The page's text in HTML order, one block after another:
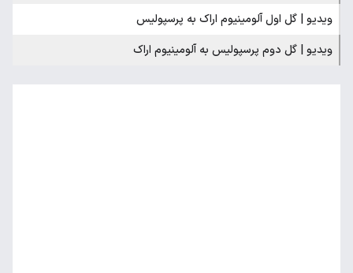
ویدیو | گل اول آلومینیوم اراک به پرسپولیس
ویدیو | گل دوم پرسپولیس به آلومینیوم اراک